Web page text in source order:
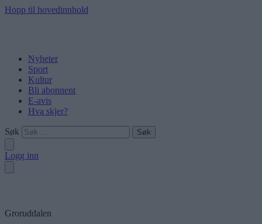
Hopp til hovedinnhold
Nyheter
Sport
Kultur
Bli abonnent
E-avis
Hva skjer?
Søk
Logg inn
Groruddalen